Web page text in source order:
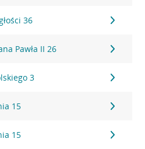
36
Pawła II 26
3
15
15